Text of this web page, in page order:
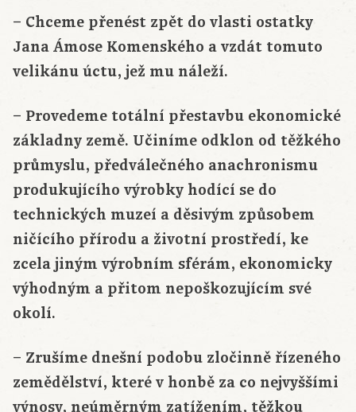
– Chceme přenést zpět do vlasti ostatky
Jana Ámose Komenského a vzdát tomuto
velikánu úctu, jež mu náleží.
– Provedeme totální přestavbu ekonomické
základny země. Učiníme odklon od těžkého
průmyslu, předválečného anachronismu
produkujícího výrobky hodící se do
technických muzeí a děsivým způsobem
ničícího přírodu a životní prostředí, ke
zcela jiným výrobním sférám, ekonomicky
výhodným a přitom nepoškozujícím své
okolí.
– Zrušíme dnešní podobu zločinně řízeného
zemědělství, které v honbě za co nejvyššími
výnosy, neúměrným zatížením, těžkou